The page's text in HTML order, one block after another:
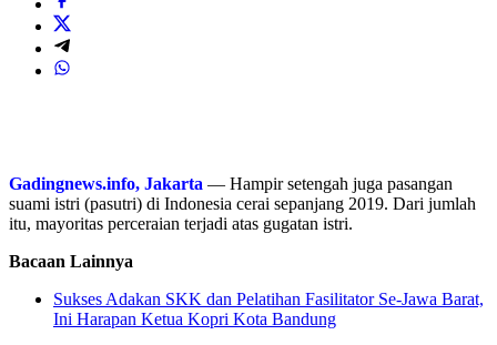
Gadingnews.info, Jakarta — Hampir setengah juga pasangan
suami istri (pasutri) di Indonesia cerai sepanjang 2019. Dari jumlah
itu, mayoritas perceraian terjadi atas gugatan istri.
Bacaan Lainnya
Sukses Adakan SKK dan Pelatihan Fasilitator Se-Jawa Barat,
Ini Harapan Ketua Kopri Kota Bandung